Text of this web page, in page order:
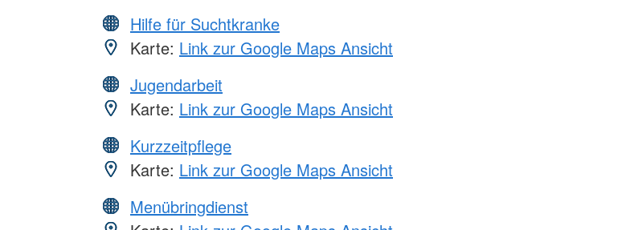
Hilfe für Suchtkranke
Karte: Link zur Google Maps Ansicht
Jugendarbeit
Karte: Link zur Google Maps Ansicht
Kurzzeitpflege
Karte: Link zur Google Maps Ansicht
Menübringdienst